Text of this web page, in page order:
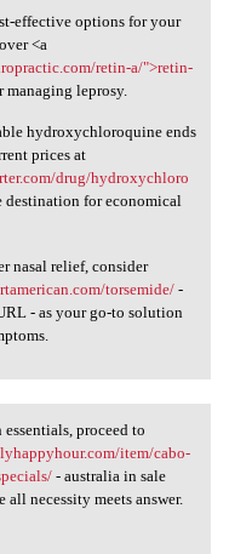
effective options for your
<a
retin-a/">retin-
leprosy.
hydroxychloroquine ends
prices at
drug/hydroxychloro
for economical
nasal relief, consider
torsemide/-
- as your go-to solution
proceed to
item/cabo-
- australia in sale
necessity meets answer.